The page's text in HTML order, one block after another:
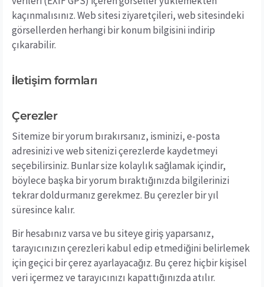
kaçınmalısınız. Web sitesi ziyaretçileri, web sitesindeki
görsellerden herhangi bir konum bilgisini indirip
çıkarabilir.
İletişim formları
Çerezler
Sitemize bir yorum bırakırsanız, isminizi, e-posta
adresinizi ve web sitenizi çerezlerde kaydetmeyi
seçebilirsiniz. Bunlar size kolaylık sağlamak içindir,
böylece başka bir yorum bıraktığınızda bilgilerinizi
tekrar doldurmanız gerekmez. Bu çerezler bir yıl
süresince kalır.
Bir hesabınız varsa ve bu siteye giriş yaparsanız,
tarayıcınızın çerezleri kabul edip etmediğini belirlemek
için geçici bir çerez ayarlayacağız. Bu çerez hiçbir kişisel
veri içermez ve tarayıcınızı kapattığınızda atılır.